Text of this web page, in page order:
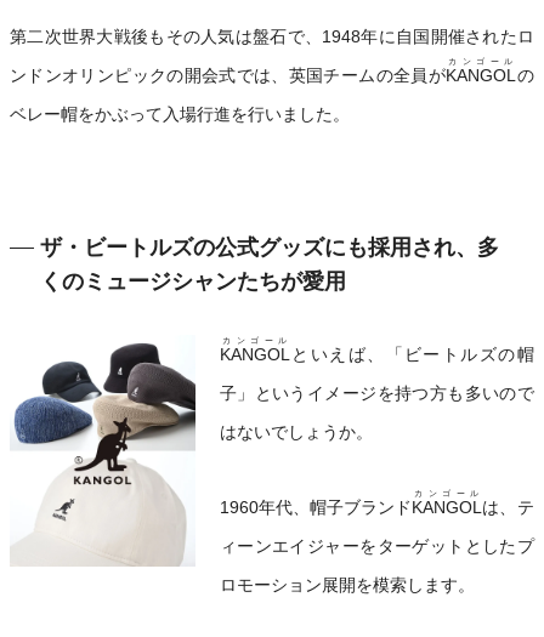
第二次世界大戦後もその人気は盤石で、1948年に自国開催されたロ
ンドンオリンピックの開会式では、英国チームの全員がKANGOL
カンゴール
の
ベレー帽をかぶって入場行進を行いました。
ザ・ビートルズの公式グッズにも採用され、多
くのミュージシャンたちが愛用
KANGOL
カンゴール
といえば、「ビートルズの帽
子」というイメージを持つ方も多いので
はないでしょうか。
1960年代、帽子ブランドKANGOL
カンゴール
は、テ
ィーンエイジャーをターゲットとしたプ
ロモーション展開を模索します。